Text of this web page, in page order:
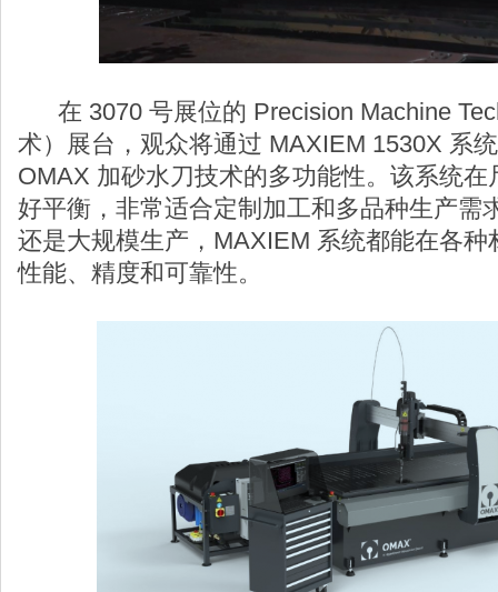
在 3070 号展位的 Precision Machine
术）展台，观众将通过 MAXIEM 1530X 系
OMAX 加砂水刀技术的多功能性。该系统
好平衡，非常适合定制加工和多品种生产需
还是大规模生产，MAXIEM 系统都能在各
性能、精度和可靠性。